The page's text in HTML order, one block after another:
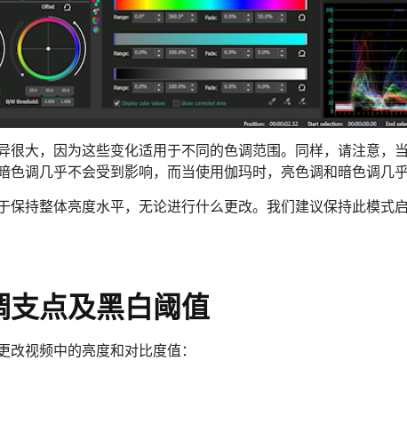
很大，因为这些变化适用于不同的色调范围。同样，请注意，
调几乎不会受到影响，而当使用伽玛时，亮色调和暗色调几
保持整体亮度水平，无论进行什么更改。我们建议保持此模式
支点及黑白阈值
改视频中的亮度和对比度值：